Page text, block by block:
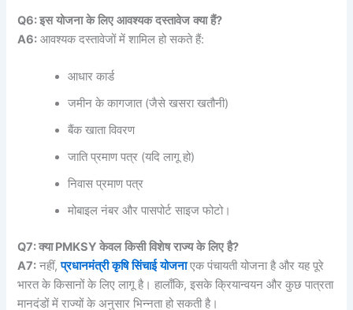
Q6:इस योजना के लिए आवश्यक दस्तावेज क्या हैं?
A6: आवश्यक दस्तावेजों में शामिल हो सकते हैं:
आधार कार्ड
जमीन के कागजात (जैसे खसरा खतौनी)
बैंक खाता विवरण
जाति प्रमाण पत्र (यदि लागू हो)
निवास प्रमाण पत्र
मोबाइल नंबर और पासपोर्ट साइज फोटो।
Q7:क्याPMKSYकेवल किसी विशेष राज्य के लिए है?
A7: नहीं,प्रधानमंत्री कृषि सिंचाई योजनाएक पंचायती योजना है और यह पूरे
भारत के किसानों के लिए लागू है। हालाँकि, इसके क्रियान्वयन और कुछ पात्रता
मानदंडों में राज्यों के अनुसार भिन्नता हो सकती है।